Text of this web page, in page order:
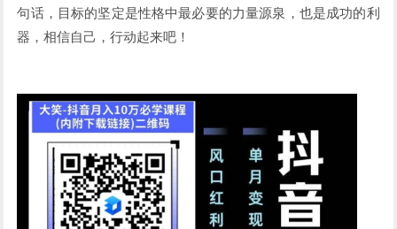
句话，目标的坚定是性格中最必要的力量源泉，也是成功的利
器，相信自己，行动起来吧！